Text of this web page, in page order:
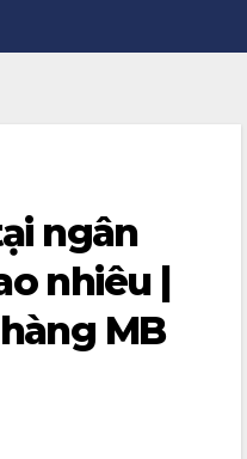
ngân
nhiêu |
MB